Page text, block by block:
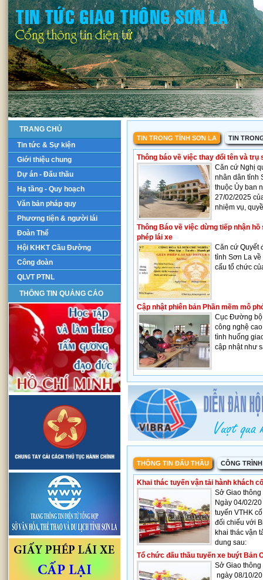
TRANG CHỦ
Tin tức & Sự kiện
Giới thiệu chung
Dự án - Đấu thầu
Hạ tầng - Quy hoạch
Văn bản pháp quy
Phương tiện & người lái
Đoàn Thể
Hội KHKT Cầu Đường
Công đoàn
QLVT PTNL
THÔNG TIN QUẢNG CÁO
TIN TRONG TỈNH SƠN LA TIN
Thông báo về việc thay đổi tên và
Căn cứ Nghị
nhân dân tỉnh
thuộc Ủy ban
27/02/2025
nhiệm vụ,
Thông Báo về việc dừng tiếp nhận
phép lái xe
Căn cứ Quyết
tỉnh Sơn La
cấu tổ chức
Cập nhật phiên bản Phần mềm mô
Cục Đường bộ
công nghệ
tình huống
cập nhật như
THÔNG TIN ĐẤU THẦU CÔNG
Khai thác tuyến vận tải hành khách
Sở Giao
Ngày 04/02/
tuyến VTHK
đối chiếu với
khai thác vận
dung sau:
Tổ chức đấu thầu tuyến xe buýt Bản
Sở Giao
ngày 08/10/